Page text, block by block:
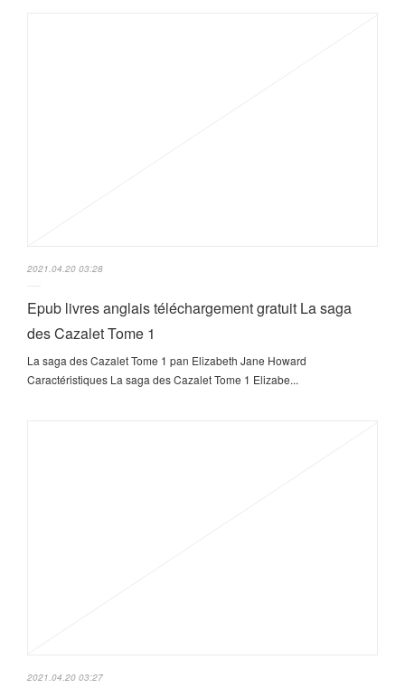
2021.04.20 03:28
Epub livres anglais téléchargement gratuit La saga
des Cazalet Tome 1
La saga des Cazalet Tome 1 pan Elizabeth Jane Howard
Caractéristiques La saga des Cazalet Tome 1 Elizabe...
2021.04.20 03:27